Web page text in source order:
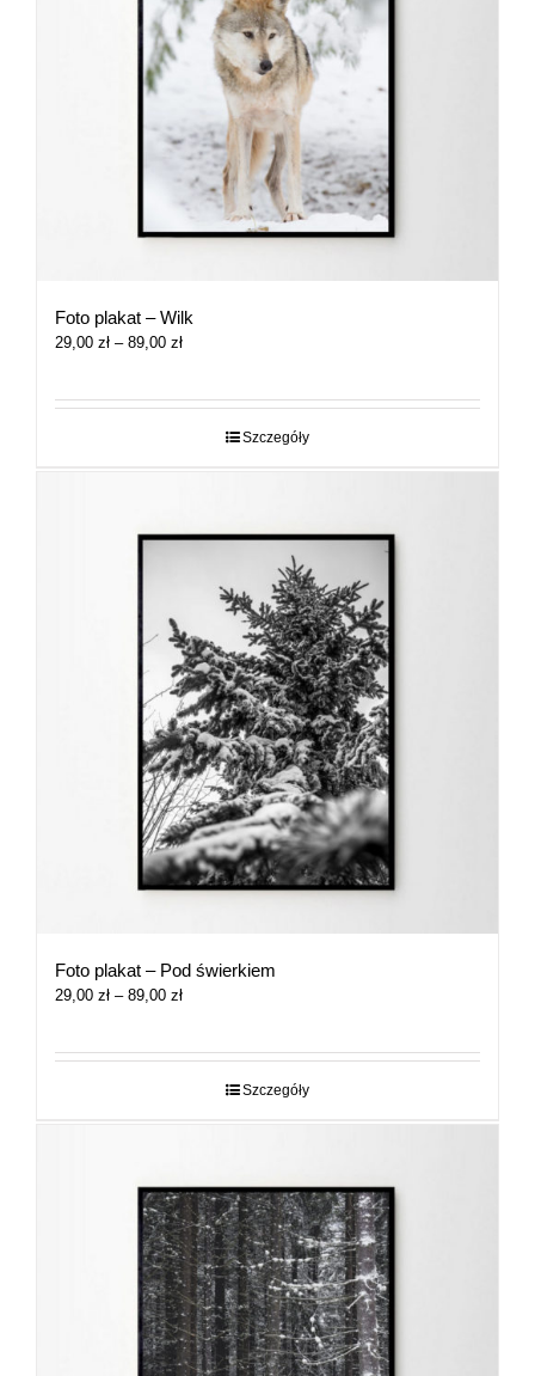
Foto plakat – Wilk
29,00 zł – 89,00 złZakres
29,00 zł
Szczegóły
Foto plakat – Pod świerkiem
29,00 zł – 89,00 złZakres
29,00 zł
Szczegóły